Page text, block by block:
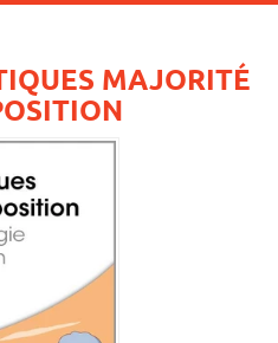
MAJORITÉ